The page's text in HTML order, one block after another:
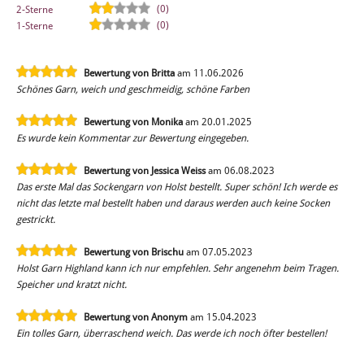
2-Sterne
(0)
1-Sterne
(0)
Bewertung von Britta am 11.06.2026
Schönes Garn, weich und geschmeidig, schöne Farben
Bewertung von Monika am 20.01.2025
Es wurde kein Kommentar zur Bewertung eingegeben.
Bewertung von Jessica Weissam 06.08.2023
Das erste Mal das Sockengarn von Holst bestellt. Super schön! Ich werde es
nicht das letzte mal bestellt haben und daraus werden auch keine Socken
gestrickt.
Bewertung von Brischu am 07.05.2023
Holst Garn Highland kann ich nur empfehlen. Sehr angenehm beim Tragen.
Speicher und kratzt nicht.
Bewertung von Anonym am 15.04.2023
Ein tolles Garn, überraschend weich. Das werde ich noch öfter bestellen!